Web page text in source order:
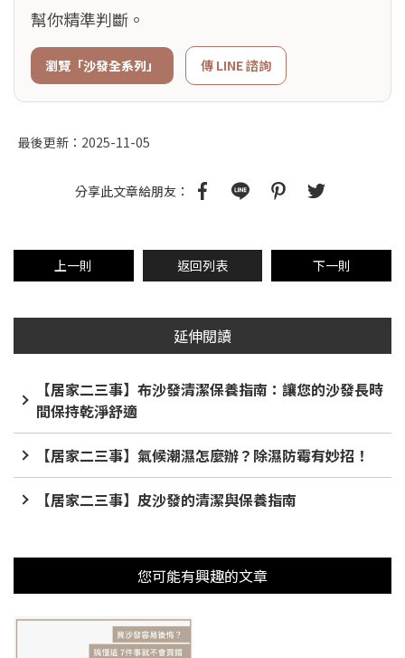
幫你精準判斷。
瀏覽「沙發全系列」 傳 LINE 諮詢
最後更新：2025-11-05
分享此文章給朋友：
上一則 返回列表 下一則
延伸閱讀
【居家二三事】布沙發清潔保養指南：讓您的沙發長時
間保持乾淨舒適
【居家二三事】氣候潮濕怎麼辦？除濕防霉有妙招！
【居家二三事】皮沙發的清潔與保養指南
您可能有興趣的文章